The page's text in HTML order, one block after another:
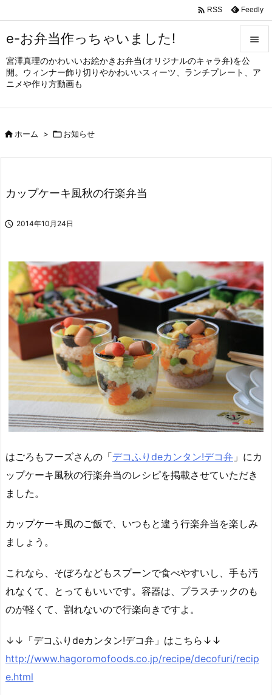
e-お弁当作っちゃいました!
宮澤真理のかわいいお絵かきお弁当(オリジナルのキャラ弁)を公
開。ウィンナー飾り切りやかわいいスィーツ、ランチプレート、ア
ニメや作り方動画も


メニュ
サイド

 RSS Feedly
ホーム > お知らせ
カップケーキ風秋の行楽弁当
 2014年10月24日
はごろもフーズさんの「デコふりdeカンタン!デコ弁 」にカ
ップケーキ風秋の行楽弁当のレシピを掲載させていただき
ました。
カップケーキ風のご飯で、いつもと違う行楽弁当を楽しみ
ましょう。
これなら、そぼろなどもスプーンで食べやすいし、手も汚
れなくて、とってもいいです。容器は、プラスチックのも
のが軽くて、割れないので行楽向きですよ。
↓↓「デコふりdeカンタン!デコ弁」はこちら↓↓
http://www.hagoromofoods.co.jp/recipe/decofuri/recip
e.html